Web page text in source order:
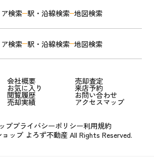
検索 駅・沿線検索 地図検索
検索 駅・沿線検索 地図検索
会社概要
お気に入り
閲覧履歴
売却実績
売却査定
来店予約
お問い合わせ
アクセスマップ
ププライバシーポリシー利用規約
ップ よろず不動産 All Rights Reserved.